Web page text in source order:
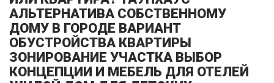
АЛЬТЕРНАТИВА СОБСТВЕННОМУ
ДОМУ В ГОРОДЕ ВАРИАНТ
ОБУСТРОЙСТВА КВАРТИРЫ
ЗОНИРОВАНИЕ УЧАСТКА ВЫБОР
КОНЦЕПЦИИ И МЕБЕЛЬ ДЛЯ ОТЕЛЕЙ